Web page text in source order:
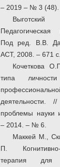
– 2019 – № 3 (48).
Под ред. В.В.
АСТ, 2008. – 671 с.
Кочеткова
типа
деятельности.
проблемы науки
– 2014. – № 6.
Маккей М.,
П. Когнитивно-
терапия для